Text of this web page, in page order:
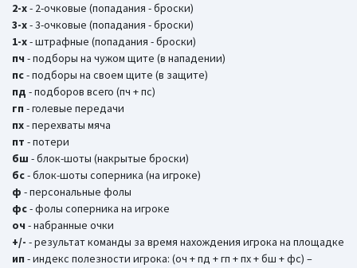
2-х- 2-очковые (попадания - броски)
3-х- 3-очковые (попадания - броски)
1-х- штрафные (попадания - броски)
пч - подборы на чужом щите (в нападении)
пс- подборы на своем щите (в защите)
пд - подборов всего (пч + пс)
гп - голевые передачи
пх- перехваты мяча
пт - потери
бш - блок-шоты (накрытые броски)
бc- блок-шоты соперника (на игроке)
ф - персональные фолы
фс- фолы соперника на игроке
оч - набранные очки
+/- - результат команды за время нахождения игрока на площадке
ип - индекс полезности игрока: (оч + пд + гп + пх + бш + фс) –